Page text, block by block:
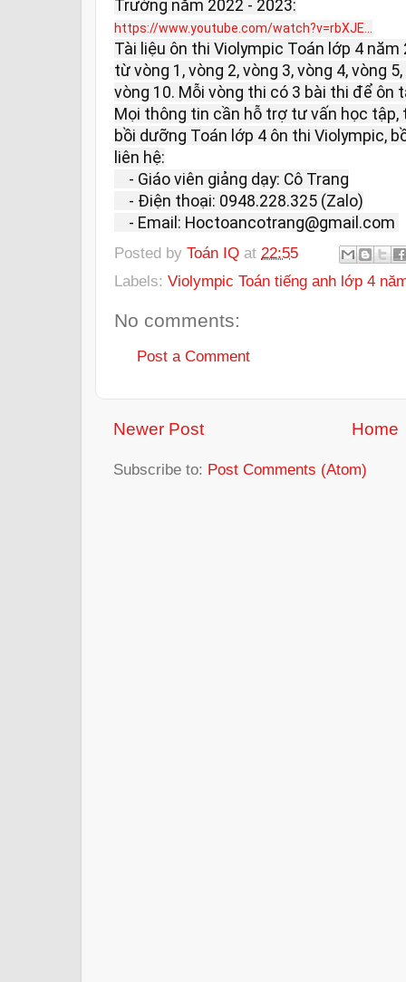
https://www.youtube.com/watch?v=rbXJE...
Tài liệu ôn thi Violympic Toán lớp 4
từ vòng 1, vòng 2, vòng 3, vòng 4, vòng
vòng 10. Mỗi vòng thi có 3 bài thi để ôn
Mọi thông tin cần hỗ trợ tư vấn học
bồi dưỡng Toán lớp 4 ôn thi Violympic,
liên hệ:
    - Email: Hoctoancotrang@gmail.com
Posted by Toán IQ at 22:55
Labels: Violympic Toán tiếng anh lớp 4
No comments:
Post a Comment
Newer Post Home
Subscribe to: Post Comments (Atom)